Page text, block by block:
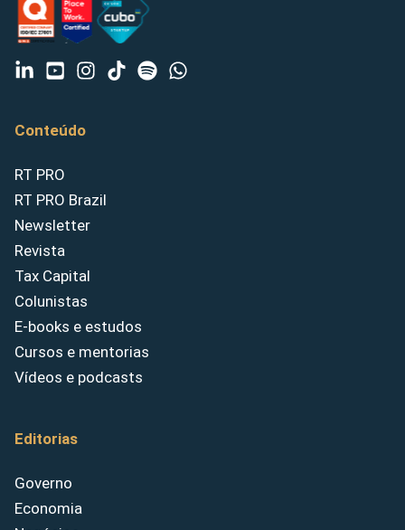
Conteúdo
RT PRO
RT PRO Brazil
Newsletter
Revista
Tax Capital
Colunistas
E-books e estudos
Cursos e mentorias
Vídeos e podcasts
Editorias
Governo
Economia